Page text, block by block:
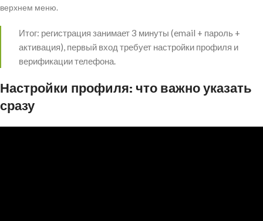
верхнем меню.
Итог: регистрация занимает 3 минуты (email + пароль +
активация), первый вход требует настройки профиля и
верификации телефона.
Настройки профиля: что важно указать
сразу